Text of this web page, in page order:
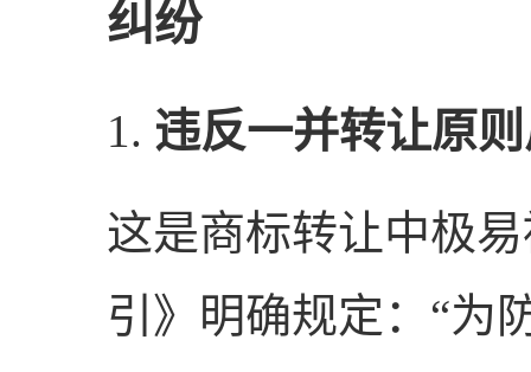
纠纷
1. 违反一并转让原
这是商标转让中极
引》明确规定：“为